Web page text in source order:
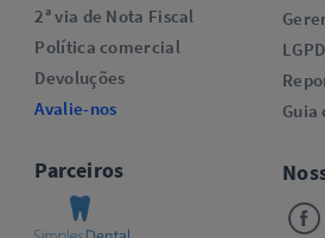
2ª via de Nota Fiscal
Política comercial
Devoluções
Avalie-nos
Parceiros
Guia